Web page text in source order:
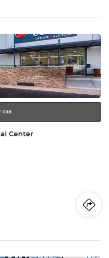
cita
Center
a